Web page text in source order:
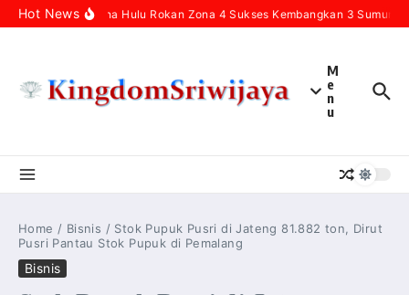
Skip to content
Hot NewsPertamina Hulu Rokan Zona 4 Sukses Kembangkan 3 Sumur
M
e
n
u
Home / Bisnis / Stok Pupuk Pusri di Jateng 81.882 ton, Dirut
Pusri Pantau Stok Pupuk di Pemalang
Bisnis